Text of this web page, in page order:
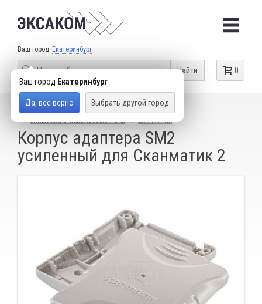
Ваш город Екатеринбург
Ваш город Екатеринбург
Да, все верно Выбрать другой город
0
Найти
КАТАЛОГ ТОВАРОВ
ДИАГНОСТИЧЕСКИЕ СКАНЕРЫ
Корпус адаптера SM2
усиленный для Сканматик 2